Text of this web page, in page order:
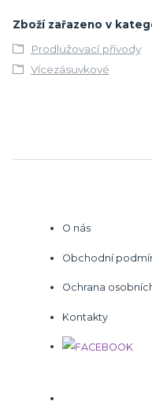
Zboží zařazeno v
Prodlužovací přívody
Vícezásuvkové
O nás
Obchodní
Ochrana
Kontakty